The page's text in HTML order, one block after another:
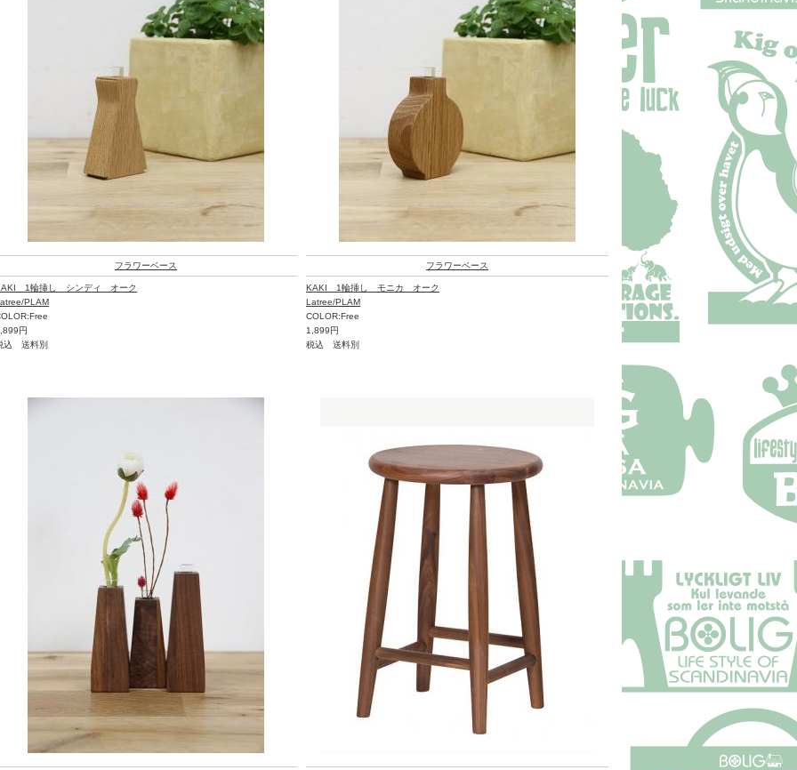
フラワーベース
1輪挿し シンディ オーク
PLAM
円
込 送料別
フラワーベース
KAKI 1輪挿し モニカ オーク
Latree/PLAM
COLOR:Free
1,899円
税込 送料別